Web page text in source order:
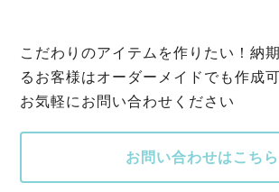
こだわりのアイテムを作りたい！納
るお客様はオーダーメイドでも作成可
お気軽にお問い合わせください
お問い合わせはこちら